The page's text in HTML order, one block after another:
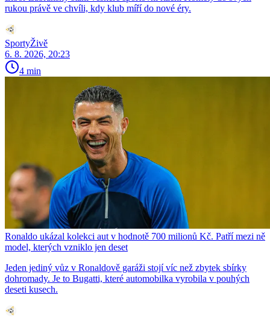
rukou právě ve chvíli, kdy klub míří do nové éry.
SportyŽivě
6. 8. 2026, 20:23
4 min
Ronaldo ukázal kolekci aut v hodnotě 700 milionů Kč. Patří mezi ně
model, kterých vzniklo jen deset
Jeden jediný vůz v Ronaldově garáži stojí víc než zbytek sbírky
dohromady. Je to Bugatti, které automobilka vyrobila v pouhých
deseti kusech.